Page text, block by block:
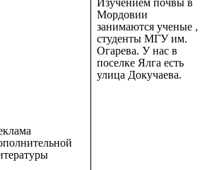
Мордовии
занимаются ученые ,
студенты МГУ им.
Огарева. У нас в
поселке Ялга есть
улица Докучаева.